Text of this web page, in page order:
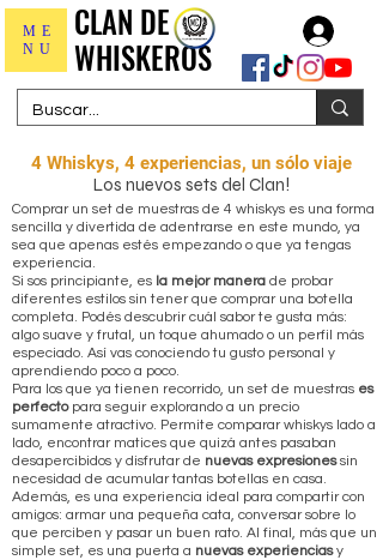
CLAN DE
WHISKEROS
CLAN DE
WHISKEROS
ME
NU
4 Whiskys, 4 experiencias, un sólo viaje
Los nuevos sets del Clan!
Comprar un set de muestras de 4 whiskys es una forma
sencilla y divertida de adentrarse en este mundo, ya
sea que apenas estés empezando o que ya tengas
experiencia.
Si sos principiante, es la mejor manera de probar
diferentes estilos sin tener que comprar una botella
completa. Podés descubrir cuál sabor te gusta más:
algo suave y frutal, un toque ahumado o un perfil más
especiado. Así vas conociendo tu gusto personal y
aprendiendo poco a poco.
Para los que ya tienen recorrido, un set de muestras es
perfectopara seguir explorando a un precio
sumamente atractivo. Permite comparar whiskys lado a
lado, encontrar matices que quizá antes pasaban
desapercibidos y disfrutar de nuevas expresionessin
necesidad de acumular tantas botellas en casa.
Además, es una experiencia ideal para compartir con
amigos: armar una pequeña cata, conversar sobre lo
que perciben y pasar un buen rato. Al final, más que un
simple set, es una puerta a nuevas experienciasy